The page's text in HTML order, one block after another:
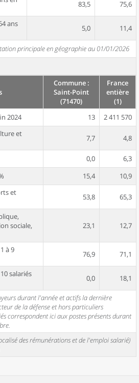
83,5 75,6
ans
5,0 11,4
principale en géographie au 01/01/2026
Commune :
Saint-Point
(71470)
France
entière
(1)
2024
13
2 411 570
et
7,7 4,8
0,0
6,3
15,4
10,9
et
53,8 65,3
sociale,
23,1 12,7
à 9
76,9 71,1
salariés
0,0 18,1
durant l'année et actifs la dernière
de la défense et hors particuliers
correspondent ici aux postes présents durant
des rémunérations et de l'emploi salarié)